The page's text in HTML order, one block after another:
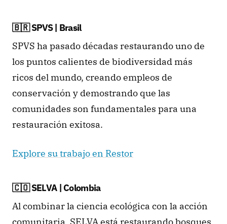
🇧🇷 SPVS | Brasil
SPVS ha pasado décadas restaurando uno de
los puntos calientes de biodiversidad más
ricos del mundo, creando empleos de
conservación y demostrando que las
comunidades son fundamentales para una
restauración exitosa.
Explore su trabajo en Restor
🇨🇴 SELVA | Colombia
Al combinar la ciencia ecológica con la acción